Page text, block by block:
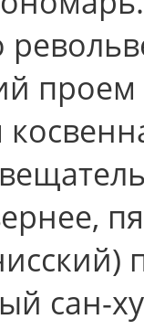
сан-